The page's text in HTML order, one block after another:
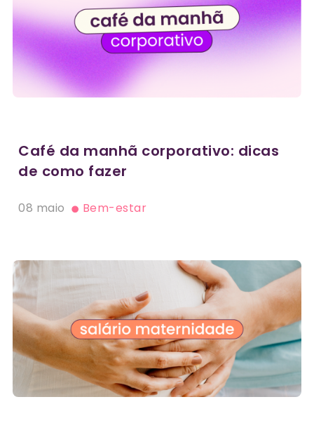
Café da manhã corporativo: dicas
de como fazer
08 maio Bem-estar